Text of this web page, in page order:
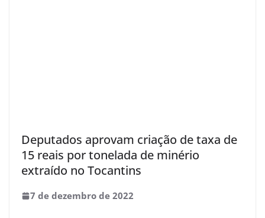
Deputados aprovam criação de taxa de
15 reais por tonelada de minério
extraído no Tocantins
7 de dezembro de 2022